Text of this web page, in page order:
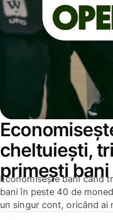
cheltuiești,
primești bani
Economisește bani când
bani în peste 40 de
un singur cont, oricând ai